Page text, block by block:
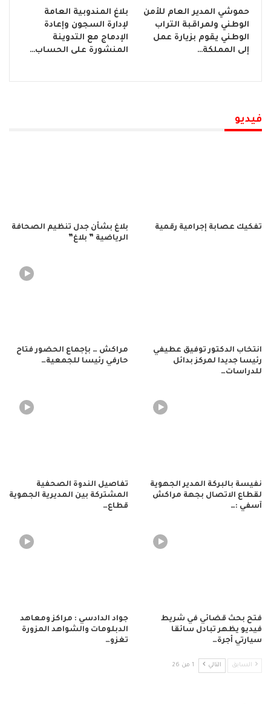
حموشي المدير العام للأمن
الوطني ولمراقبة التراب
الوطني يقوم بزيارة عمل
إلى المملكة…
بلاغ المندوبية العامة
لإدارة السجون وإعادة
الإدماج مع التدوينة
المنشورة على الحساب…
فيديو
تفكيك عصابة إجرامية رقمية
بلاغ بشأن جدل تنظيم الصحافة
الرياضية ” بلاغ”
انتخاب الدكتور توفيق عطيفي
رئيسا جديدا لمركز بدائل
للدراسات…
مراكش … بإجماع الحضور فتاح
حارفي رئيسا للجمعية…
نفيسة بالبركة المدير الجهوية
لقطاع الاتصال بجهة مراكش
آسفي :…
تفاصيل الندوة الصحفية
المشتركة بين المديرية الجهوية
قطاع…
فتح بحث قضائي في شريط
فيديو يظهر تبادل سائقا
سيارتي أجرة…
جواد الدادسي : مراكز ومعاهد
الدبلومات والشواهد المزورة
تغزو…
السابق التالي 1 من 26